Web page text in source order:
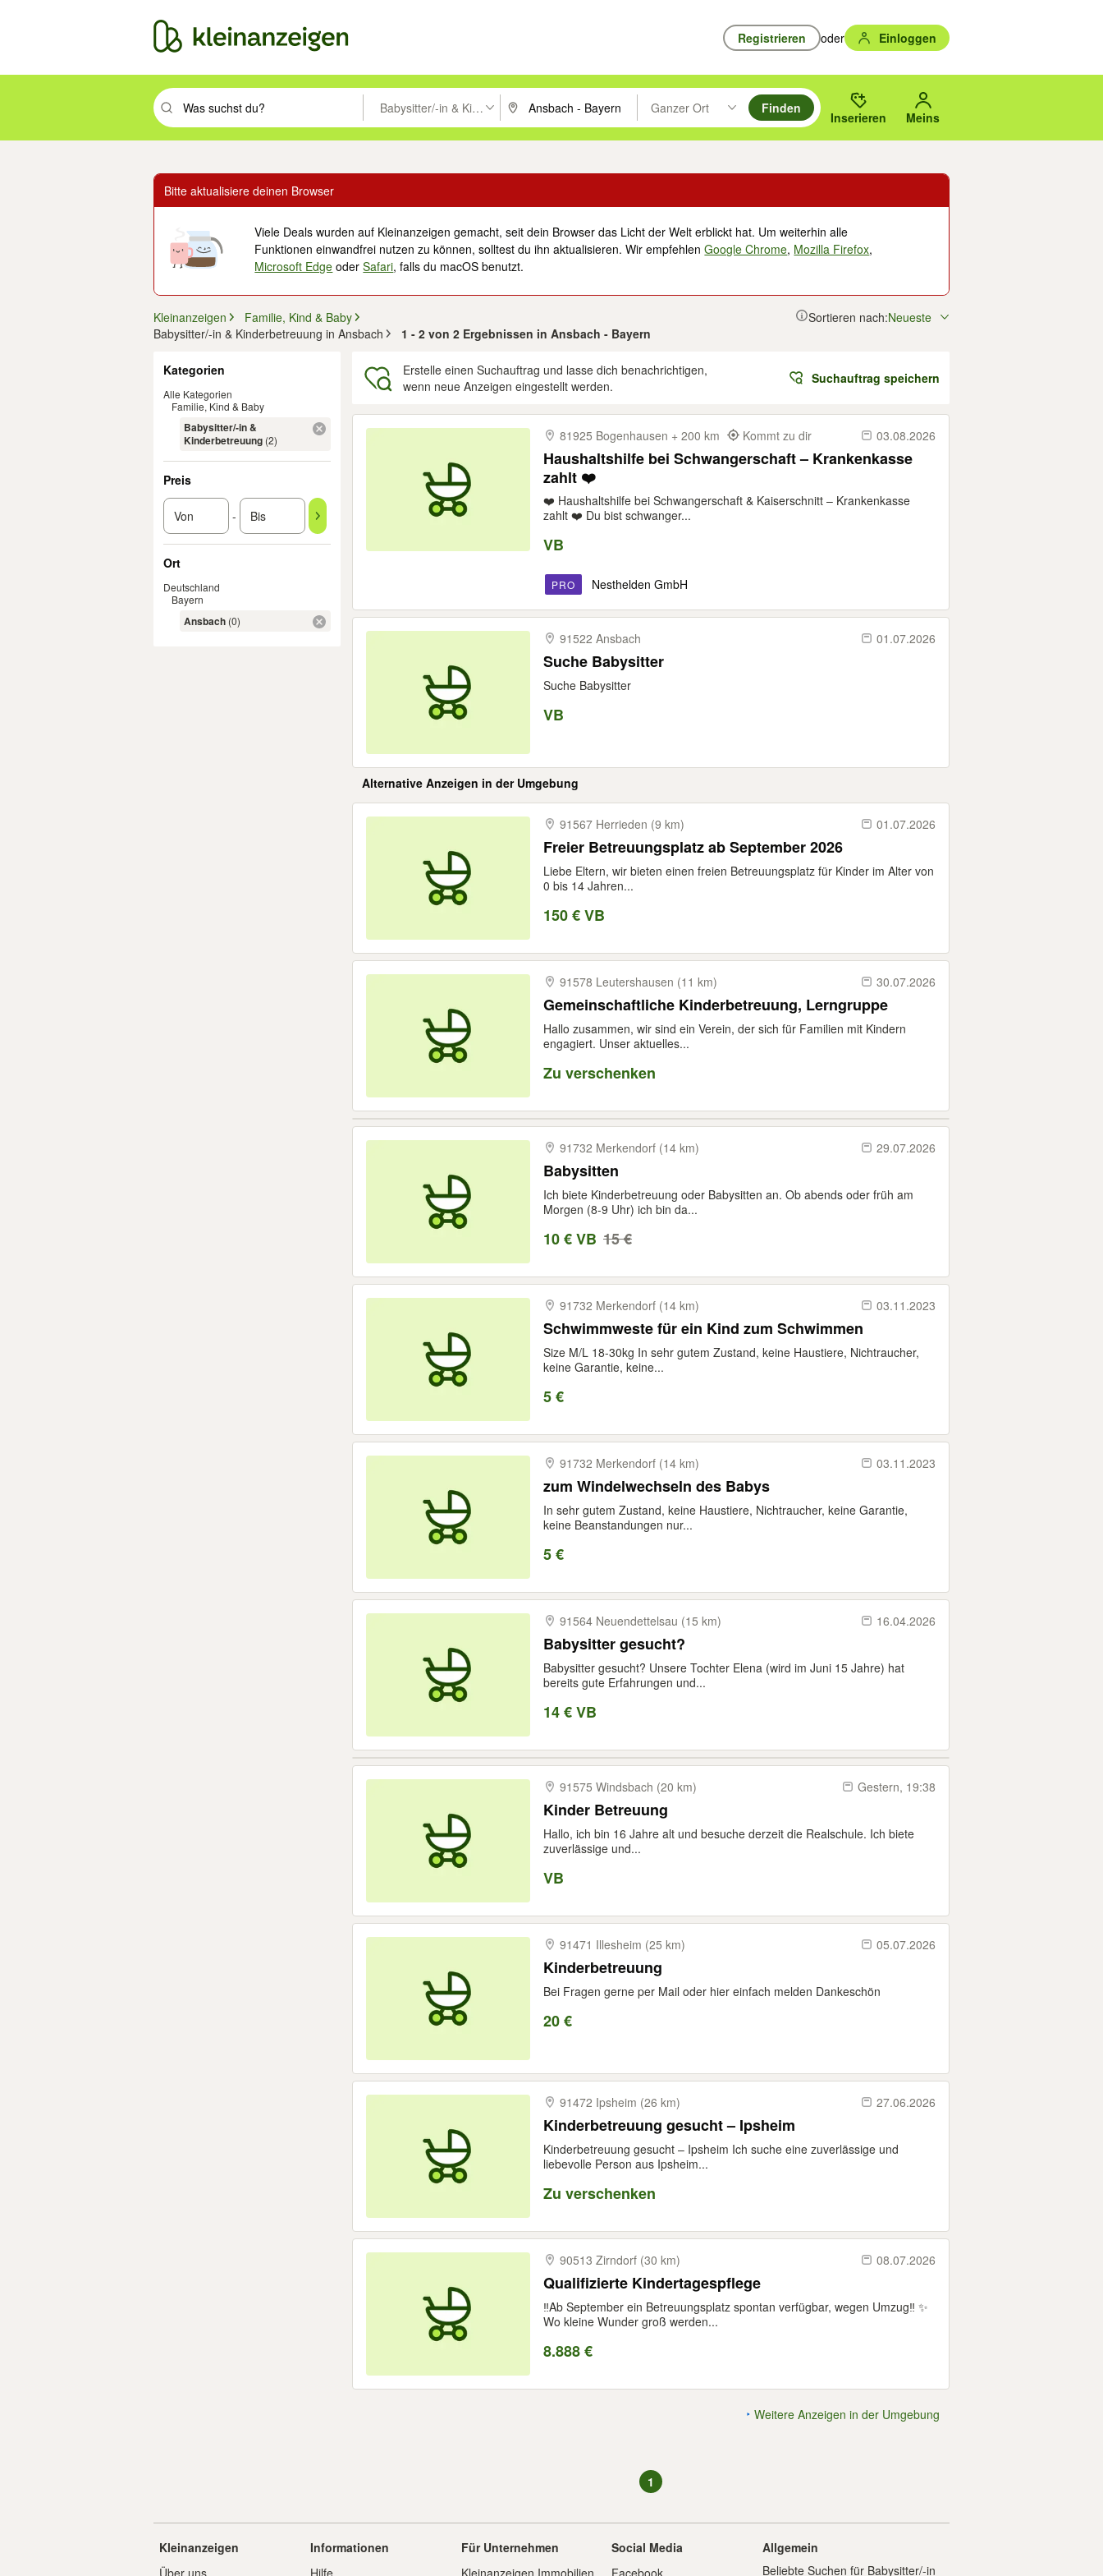
Registrieren oder Einloggen
Suchbegriff eingeben. Eingabetaste drücken um zu suchen, oder Vorschläge mit den Pfeiltasten nach oben/unten durchsuchen und mit Eingabetaste auswählen.
Babysitter/-in & KinderbetreuungPLZ oder Ort eingeben. Eingabetaste drücken um zu suchen, oder Vorschläge mit den Pfeiltasten nach oben/
Ganzer Ort
Suche im Umkreis des gewählten Orts oder PLZ.
Finden
Inserieren Meins
Bitte aktualisiere deinen Browser
Viele Deals wurden auf Kleinanzeigen gemacht, seit dein Browser das Licht der Welt erblickt hat. Um weiterhin alle
Funktionen einwandfrei nutzen zu können, solltest du ihn aktualisieren. Wir empfehlenGoogle Chrome, Mozilla Firefox,
Microsoft Edge oderSafari, falls du macOS benutzt.
Kleinanzeigen
Familie, Kind & Baby
Babysitter/-in & Kinderbetreuung in Ansbach
1 - 2 von 2 Ergebnissen in Ansbach - Bayern
Sortieren nach:Neueste
Kategorien
Alle Kategorien
Familie, Kind & Baby
Babysitter/-in &
Kinderbetreuung (2)
Preis
-
Ort
Deutschland
Bayern
Ansbach (0)
Erstelle einen Suchauftrag und lasse dich benachrichtigen,
wenn neue Anzeigen eingestellt werden.
Suchauftrag speichern
81925 Bogenhausen + 200 km
Kommt zu dir 03.08.2026
Haushaltshilfe bei Schwangerschaft – Krankenkasse
zahlt ❤️
❤️ Haushaltshilfe bei Schwangerschaft & Kaiserschnitt – Krankenkasse
zahlt ❤️ Du bist schwanger...
VB
PRO Nesthelden GmbH
91522 Ansbach 01.07.2026
Suche Babysitter
Suche Babysitter
VB
Alternative Anzeigen in der Umgebung
91567 Herrieden (9 km) 01.07.2026
Freier Betreuungsplatz ab September 2026
Liebe Eltern, wir bieten einen freien Betreuungsplatz für Kinder im Alter von
0 bis 14 Jahren...
150 € VB
91578 Leutershausen (11 km) 30.07.2026
Gemeinschaftliche Kinderbetreuung, Lerngruppe
Hallo zusammen, wir sind ein Verein, der sich für Familien mit Kindern
engagiert. Unser aktuelles...
Zu verschenken
91732 Merkendorf (14 km) 29.07.2026
Babysitten
Ich biete Kinderbetreuung oder Babysitten an. Ob abends oder früh am
Morgen (8-9 Uhr) ich bin da...
10 € VB 15 €
91732 Merkendorf (14 km) 03.11.2023
Schwimmweste für ein Kind zum Schwimmen
Size M/L 18-30kg In sehr gutem Zustand, keine Haustiere, Nichtraucher,
keine Garantie, keine...
5 €
91732 Merkendorf (14 km) 03.11.2023
zum Windelwechseln des Babys
In sehr gutem Zustand, keine Haustiere, Nichtraucher, keine Garantie,
keine Beanstandungen nur...
5 €
91564 Neuendettelsau (15 km) 16.04.2026
Babysitter gesucht?
Babysitter gesucht? Unsere Tochter Elena (wird im Juni 15 Jahre) hat
bereits gute Erfahrungen und...
14 € VB
91575 Windsbach (20 km) Gestern, 19:38
Kinder Betreuung
Hallo, ich bin 16 Jahre alt und besuche derzeit die Realschule. Ich biete
zuverlässige und...
VB
91471 Illesheim (25 km) 05.07.2026
Kinderbetreuung
Bei Fragen gerne per Mail oder hier einfach melden Dankeschön
20 €
91472 Ipsheim (26 km) 27.06.2026
Kinderbetreuung gesucht – Ipsheim
Kinderbetreuung gesucht – Ipsheim Ich suche eine zuverlässige und
liebevolle Person aus Ipsheim...
Zu verschenken
90513 Zirndorf (30 km) 08.07.2026
Qualifizierte Kindertagespflege
‼️Ab September ein Betreuungsplatz spontan verfügbar, wegen Umzug‼️ ✨
Wo kleine Wunder groß werden...
8.888 €
Weitere Anzeigen in der Umgebung
1
Kleinanzeigen
Über uns
Informationen
Hilfe
Für Unternehmen
Kleinanzeigen Immobilien
Social Media
Facebook
Allgemein
Beliebte Suchen für Babysitter/-in